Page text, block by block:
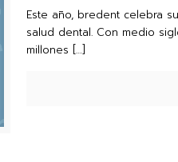
Este año, bredent celebra
salud dental. Con medio
millones […]